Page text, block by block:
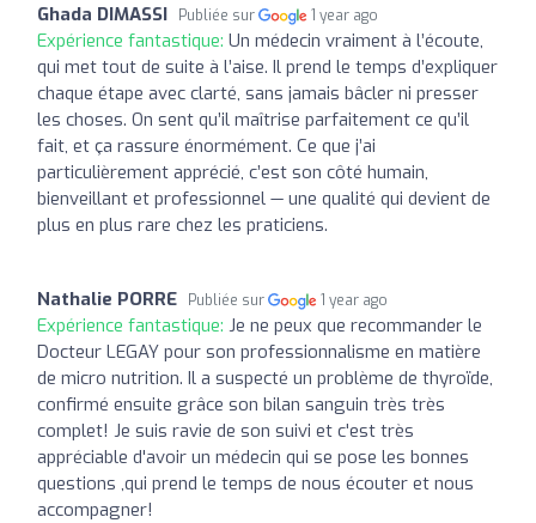
Ghada DIMASSI Publiée sur 1 year ago
Expérience fantastique: Un médecin vraiment à l’écoute,
qui met tout de suite à l’aise. Il prend le temps d’expliquer
chaque étape avec clarté, sans jamais bâcler ni presser
les choses. On sent qu’il maîtrise parfaitement ce qu’il
fait, et ça rassure énormément. Ce que j’ai
particulièrement apprécié, c’est son côté humain,
bienveillant et professionnel — une qualité qui devient de
plus en plus rare chez les praticiens.
Nathalie PORRE Publiée sur 1 year ago
Expérience fantastique: Je ne peux que recommander le
Docteur LEGAY pour son professionnalisme en matière
de micro nutrition. Il a suspecté un problème de thyroïde,
confirmé ensuite grâce son bilan sanguin très très
complet! Je suis ravie de son suivi et c'est très
appréciable d'avoir un médecin qui se pose les bonnes
questions ,qui prend le temps de nous écouter et nous
accompagner!